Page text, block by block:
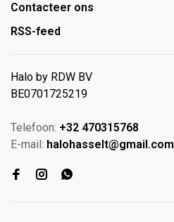
Contacteer ons
RSS-feed
Halo by RDW BV
BE0701725219
Telefoon: +32 470315768
E-mail: halohasselt@gmail.com